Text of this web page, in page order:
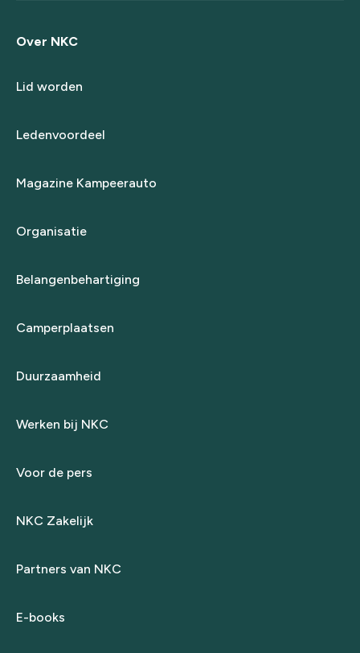
Over NKC
Lid worden
Ledenvoordeel
Magazine Kampeerauto
Organisatie
Belangenbehartiging
Camperplaatsen
Duurzaamheid
Werken bij NKC
Voor de pers
NKC Zakelijk
Partners van NKC
E-books